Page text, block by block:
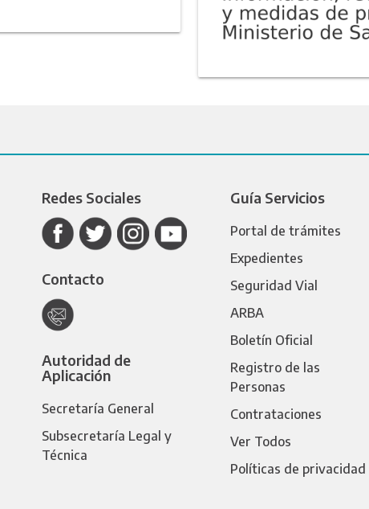
Redes Sociales
Contacto
Autoridad de
Aplicación
Secretaría General
Subsecretaría Legal y
Técnica
Guía Servicios
Portal de trámites
Expedientes
Seguridad Vial
ARBA
Boletín Oficial
Registro de las
Personas
Contrataciones
Ver Todos
Políticas de privacidad